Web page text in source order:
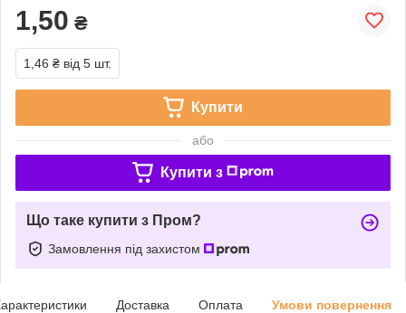
1,50 ₴
1,46 ₴ від 5 шт.
Купити
або
Купити з
Що таке купити з Пром?
Замовлення під захистом
Доставка Оплата Умови повернення